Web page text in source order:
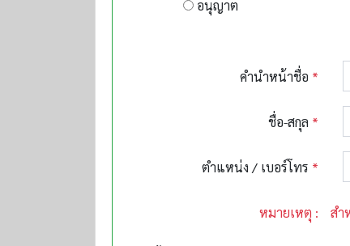
อนุญาต
คำนำหน้าชื่อ *
ชื่อ-สกุล *
ตำแหน่ง / เบอร์โทร *
หมายเหตุ : สำ